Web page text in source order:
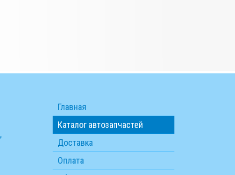
,
Главная
Каталог автозапчастей
Доставка
Оплата